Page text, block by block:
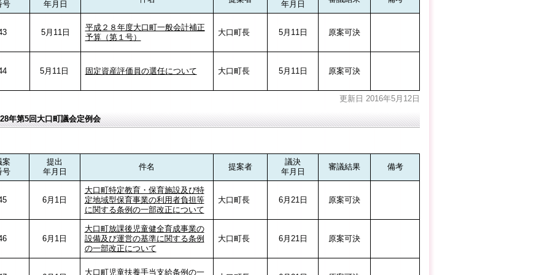
号 年月日 年月日
5月11日
平成２８年度大口町一般会計補正
予算（第１号）
大口町長 5月11日 原案可決
5月11日 固定資産評価員の選任について 大口町長 5月11日 原案可決
更新日 2016年5月12日
年第5回大口町議会定例会
案
号
提出
年月日
件名 提案者
議決
年月日
審議結果 備考
6月1日
大口町特定教育・保育施設及び特
定地域型保育事業の利用者負担等
に関する条例の一部改正について
大口町長 6月21日 原案可決
6月1日
大口町放課後児童健全育成事業の
設備及び運営の基準に関する条例
の一部改正について
大口町長 6月21日 原案可決
大口町児童扶養手当支給条例の一